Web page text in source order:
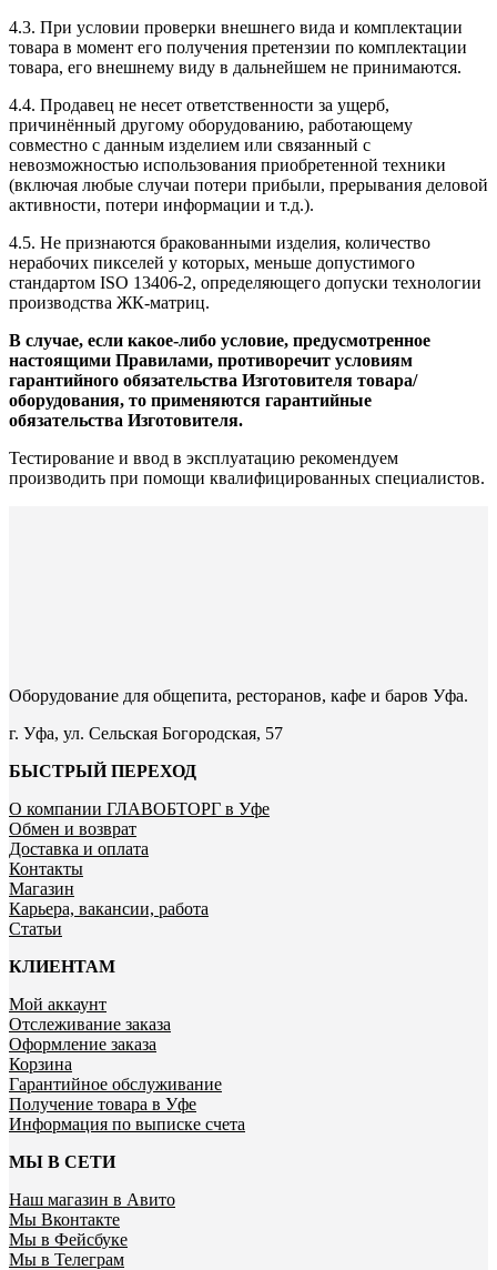
4.3. При условии проверки внешнего вида и комплектации
товара в момент его получения претензии по комплектации
товара, его внешнему виду в дальнейшем не принимаются.
4.4. Продавец не несет ответственности за ущерб,
причинённый другому оборудованию, работающему
совместно с данным изделием или связанный с
невозможностью использования приобретенной техники
(включая любые случаи потери прибыли, прерывания деловой
активности, потери информации и т.д.).
4.5. Не признаются бракованными изделия, количество
нерабочих пикселей у которых, меньше допустимого
стандартом ISO 13406-2, определяющего допуски технологии
производства ЖК-матриц.
В случае, если какое-либо условие, предусмотренное
настоящими Правилами, противоречит условиям
гарантийного обязательства Изготовителя товара/
оборудования, то применяются гарантийные
обязательства Изготовителя.
Тестирование и ввод в эксплуатацию рекомендуем
производить при помощи квалифицированных специалистов.
Оборудование для общепита, ресторанов, кафе и баров Уфа.
г. Уфа, ул. Сельская Богородская, 57
БЫСТРЫЙ ПЕРЕХОД
О компании ГЛАВОБТОРГ в Уфе
Обмен и возврат
Доставка и оплата
Контакты
Магазин
Карьера, вакансии, работа
Статьи
КЛИЕНТАМ
Мой аккаунт
Отслеживание заказа
Оформление заказа
Корзина
Гарантийное обслуживание
Получение товара в Уфе
Информация по выписке счета
МЫ В СЕТИ
Наш магазин в Авито
Мы Вконтакте
Мы в Фейсбуке
Мы в Телеграм